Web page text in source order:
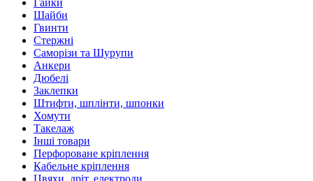
Гайки
Шайби
Гвинти
Стержні
Саморізи та Шурупи
Анкери
Дюбелі
Заклепки
Штифти, шплінти, шпонки
Хомути
Такелаж
Інші товари
Перфороване кріплення
Кабельне кріплення
Цвяхи, дріт, електроди